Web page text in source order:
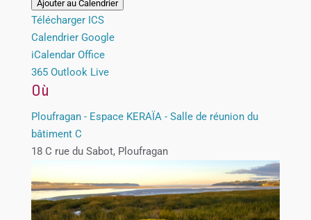
Ajouter au Calendrier
Télécharger ICS
Calendrier Google
iCalendar Office
365 Outlook Live
Où
Ploufragan - Espace KERAÏA - Salle de réunion du
bâtiment C
18 C rue du Sabot, Ploufragan